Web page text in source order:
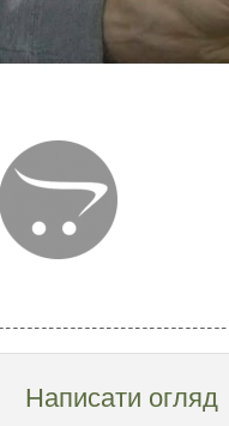
Написати огляд